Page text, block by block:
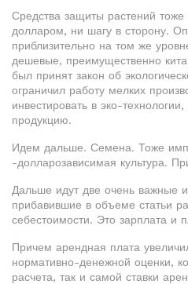
Средства защиты растений
долларом, ни шагу в сторону.
приблизительно на том же
дешевые, преимущественно
был принят закон об
ограничил работу мелких
инвестировать в эко-
продукцию.
Идем дальше. Семена. Тоже
-долларозависимая культура.
Дальше идут две очень важные
прибавившие в объеме статьи
себестоимости. Это зарплата и
Причем арендная плата
нормативно-денежной оценки,
расчета, так и самой ставки